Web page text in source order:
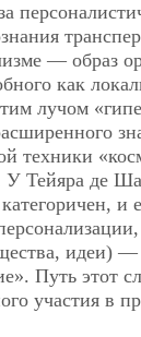
— образ
как
лучом
техники
Тейяра де
идеи) —
Путь этот
участия в